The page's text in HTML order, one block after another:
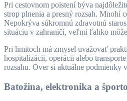
Pri cestovnom poistení býva
strop plnenia a presný rozsah. Mnohí
Nepokrýva súkromnú zdravotnú
situáciu v zahraničí, veľmi ľahko
Pri limitoch má zmysel uvažovať
hospitalizácii, operácii alebo
rozsahu. Over si aktuálne podmienky
Batožina, elektronika a